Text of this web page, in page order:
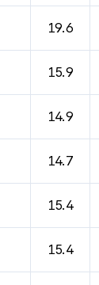
19.6
15.9
14.9
14.7
15.4
15.4